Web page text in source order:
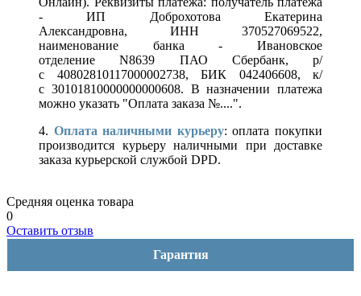
- ИП Доброхотова Екатерина
Александровна, ИНН 370527069522,
наименование банка - Ивановское
отделение N8639 ПАО Сбербанк, р/
с 40802810117000002738, БИК 042406608, к/
с 30101810000000000608. В назначении платежа
можно указать "Оплата заказа №....".
4. Оплата наличными курьеру: оплата покупки
производится курьеру наличными при доставке
заказа курьерской службой DPD.
Средняя оценка товара
0
Оставить отзыв
Гарантия